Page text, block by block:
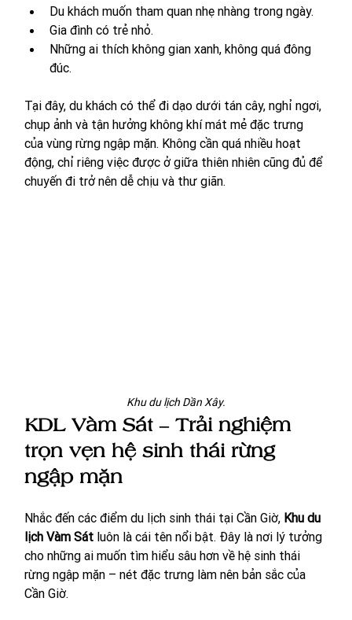
Du khách muốn tham quan nhẹ nhàng trong ngày.
Gia đình có trẻ nhỏ.
Những ai thích không gian xanh, không quá đông
đúc.
Tại đây, du khách có thể đi dạo dưới tán cây, nghỉ ngơi,
chụp ảnh và tận hưởng không khí mát mẻ đặc trưng
của vùng rừng ngập mặn. Không cần quá nhiều hoạt
động, chỉ riêng việc được ở giữa thiên nhiên cũng đủ để
chuyến đi trở nên dễ chịu và thư giãn.
Khu du lịch Dần Xây.
KDL Vàm Sát – Trải nghiệm
trọn vẹn hệ sinh thái rừng
ngập mặn
Nhắc đến các điểm du lịch sinh thái tại Cần Giờ, Khu du
lịch Vàm Sát luôn là cái tên nổi bật. Đây là nơi lý tưởng
cho những ai muốn tìm hiểu sâu hơn về hệ sinh thái
rừng ngập mặn – nét đặc trưng làm nên bản sắc của
Cần Giờ.